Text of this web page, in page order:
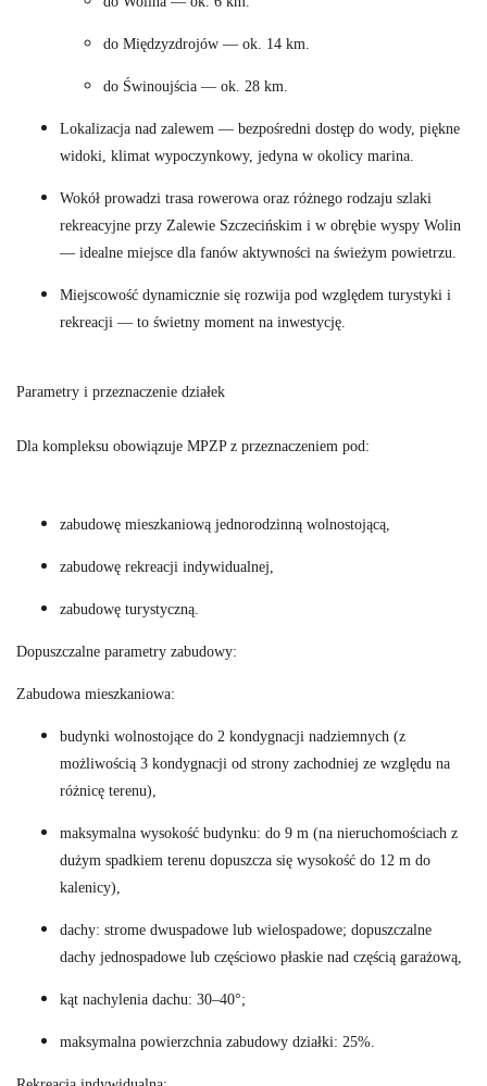
do Międzyzdrojów — ok. 14 km.
do Świnoujścia — ok. 28 km.
Lokalizacja nad zalewem — bezpośredni dostęp do wody, piękne
widoki, klimat wypoczynkowy, jedyna w okolicy marina.
Wokół prowadzi trasa rowerowa oraz różnego rodzaju szlaki
rekreacyjne przy Zalewie Szczecińskim i w obrębie wyspy Wolin
— idealne miejsce dla fanów aktywności na świeżym powietrzu.
Miejscowość dynamicznie się rozwija pod względem turystyki i
rekreacji — to świetny moment na inwestycję.
Parametry i przeznaczenie działek
Dla kompleksu obowiązuje MPZP z przeznaczeniem pod:
zabudowę mieszkaniową jednorodzinną wolnostojącą,
zabudowę rekreacji indywidualnej,
zabudowę turystyczną.
Dopuszczalne parametry zabudowy:
Zabudowa mieszkaniowa:
budynki wolnostojące do 2 kondygnacji nadziemnych (z
możliwością 3 kondygnacji od strony zachodniej ze względu na
różnicę terenu),
maksymalna wysokość budynku: do 9 m (na nieruchomościach z
dużym spadkiem terenu dopuszcza się wysokość do 12 m do
kalenicy),
dachy: strome dwuspadowe lub wielospadowe; dopuszczalne
dachy jednospadowe lub częściowo płaskie nad częścią garażową,
kąt nachylenia dachu: 30–40°;
maksymalna powierzchnia zabudowy działki: 25%.